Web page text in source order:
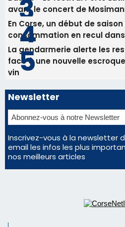
Newsletter
Inscrivez-vous à la newsletter
email les infos les plus
nos meilleurs articles
Régie publicitaire
Mentions légales
Nous contacter